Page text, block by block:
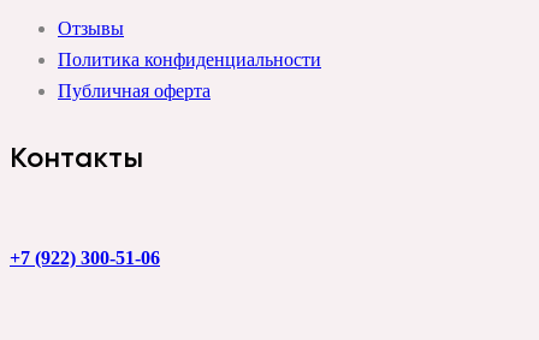
Отзывы
Политика конфиденциальности
Публичная оферта
Контакты
+7 (922) 300-51-06